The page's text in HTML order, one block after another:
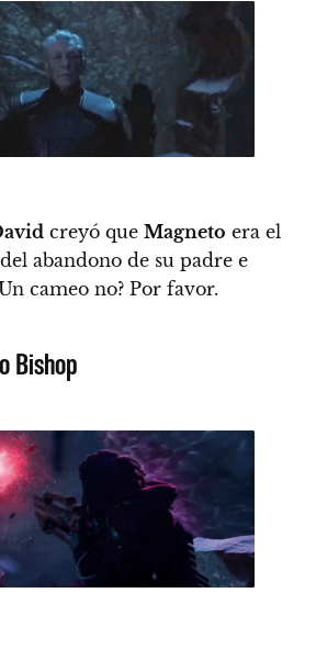
creyó que Magneto era el
abandono de su padre e
cameo no? Por favor.
Bishop